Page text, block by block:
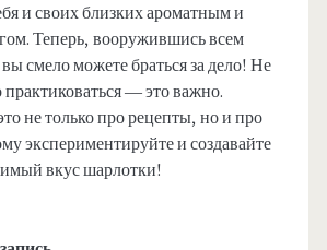
и своих близких ароматным и
Теперь, вооружившись всем
смело можете браться за дело! Не
практиковаться — это важно.
не только про рецепты, но и про
экспериментируйте и создавайте
вкус шарлотки!